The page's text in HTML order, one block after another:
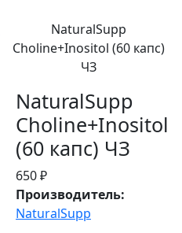
NaturalSupp
Choline+Inositol (60 капс)
ЧЗ
NaturalSupp
Choline+Inositol
(60 капс) ЧЗ
650 ₽
Производитель:
NaturalSupp